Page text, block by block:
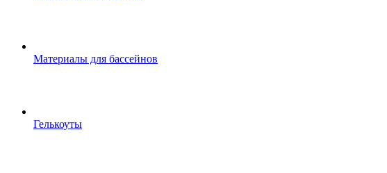
Материалы для бассейнов
Гелькоуты